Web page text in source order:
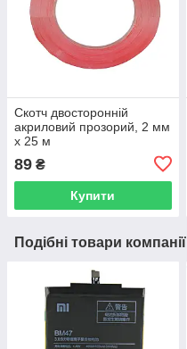
Скотч двосторонній
акриловий прозорий, 2 мм
x 25 м
89 ₴
Купити
Подібні товари компанії